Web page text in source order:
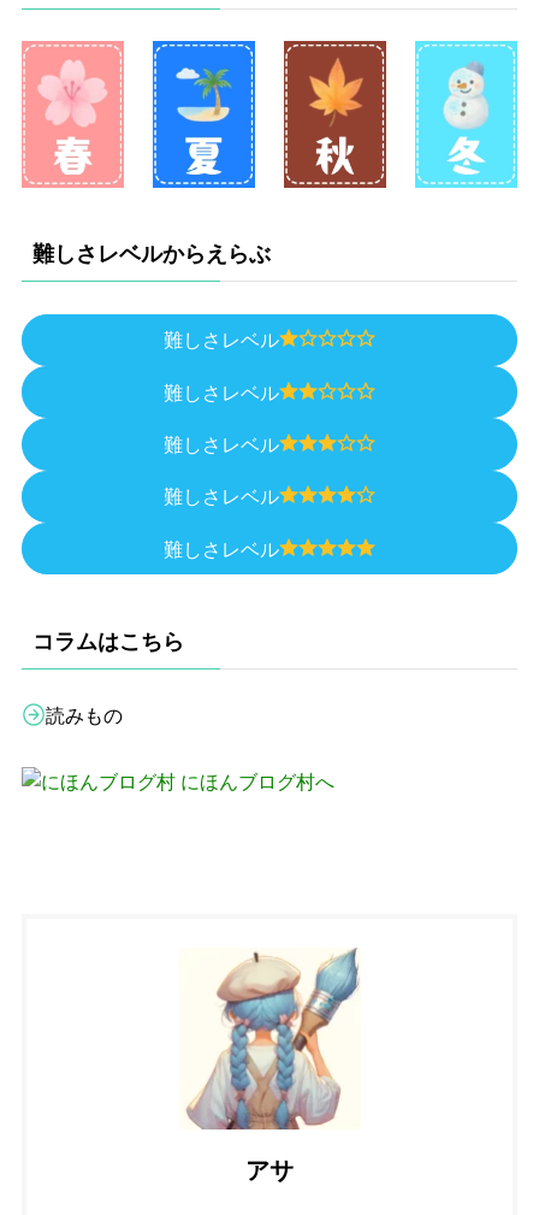
難しさレベルからえらぶ
難しさレベル
難しさレベル
難しさレベル
難しさレベル
難しさレベル
コラムはこちら
読みもの
アサ